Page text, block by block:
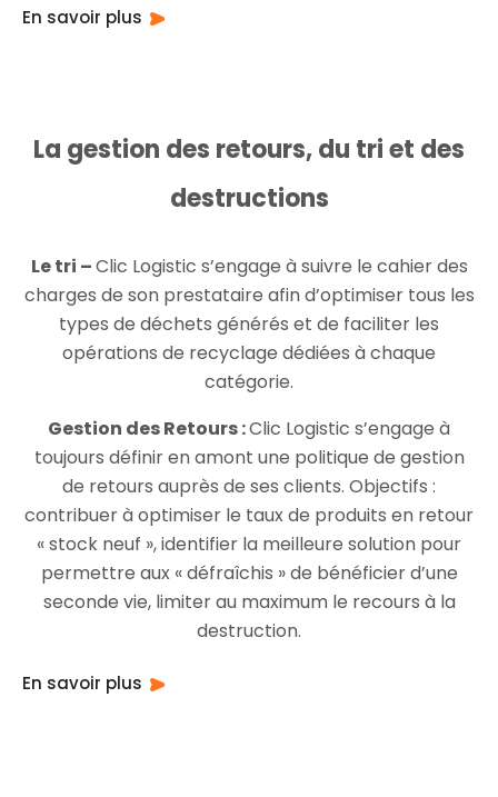
En savoir plus
La gestion des retours, du tri et des
destructions
Le tri –Clic Logistic s’engage à suivre le cahier des
charges de son prestataire afin d’optimiser tous les
types de déchets générés et de faciliter les
opérations de recyclage dédiées à chaque
catégorie.
Gestion des Retours :Clic Logistic s’engage à
toujours définir en amont une politique de gestion
de retours auprès de ses clients. Objectifs :
contribuer à optimiser le taux de produits en retour
« stock neuf », identifier la meilleure solution pour
permettre aux « défraîchis » de bénéficier d’une
seconde vie, limiter au maximum le recours à la
destruction.
En savoir plus